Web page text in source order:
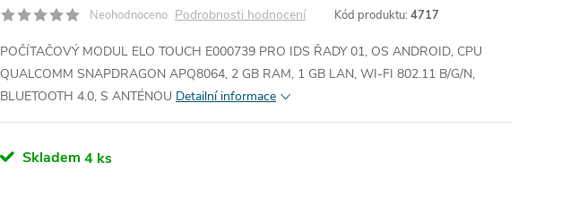
Neohodnoceno Podrobnosti hodnocení Kód produktu: 4717
POČÍTAČOVÝ MODUL ELO TOUCH E000739 PRO IDS ŘADY 01, OS ANDROID, CPU
QUALCOMM SNAPDRAGON APQ8064, 2 GB RAM, 1 GB LAN, WI-FI 802.11 B/G/N,
BLUETOOTH 4.0, S ANTÉNOU Detailní informace
Skladem 4 ks